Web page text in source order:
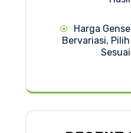
Harga
Bervariasi,